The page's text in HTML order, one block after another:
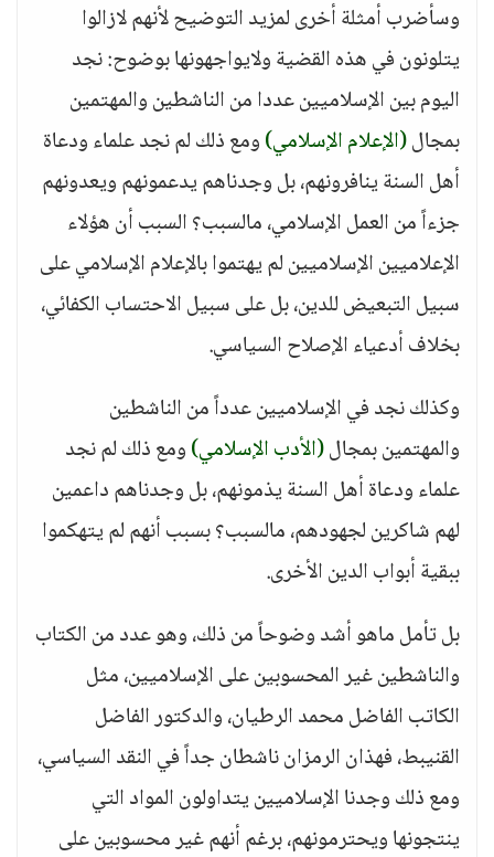
وسأضرب أمثلة أخرى لمزيد التوضيح لأنهم لازالوا
يتلونون في هذه القضية ولايواجهونها بوضوح: نجد
اليوم بين الإسلاميين عددا من الناشطين والمهتمين
بمجال(الإعلام الإسلامي)ومع ذلك لم نجد علماء ودعاة
أهل السنة ينافرونهم، بل وجدناهم يدعمونهم ويعدونهم
جزءاً من العمل الإسلامي، مالسبب؟ السبب أن هؤلاء
الإعلاميين الإسلاميين لم يهتموا بالإعلام الإسلامي على
سبيل التبعيض للدين، بل على سبيل الاحتساب الكفائي،
بخلاف أدعياء الإصلاح السياسي.
وكذلك نجد في الإسلاميين عدداً من الناشطين
والمهتمين بمجال(الأدب الإسلامي)ومع ذلك لم نجد
علماء ودعاة أهل السنة يذمونهم، بل وجدناهم داعمين
لهم شاكرين لجهودهم، مالسبب؟ بسبب أنهم لم يتهكموا
ببقية أبواب الدين الأخرى.
بل تأمل ماهو أشد وضوحاً من ذلك، وهو عدد من الكتاب
والناشطين غير المحسوبين على الإسلاميين، مثل
الكاتب الفاضل محمد الرطيان، والدكتور الفاضل
القنيبط، فهذان الرمزان ناشطان جداً في النقد السياسي،
ومع ذلك وجدنا الإسلاميين يتداولون المواد التي
ينتجونها ويحترمونهم، برغم أنهم غير محسوبين على